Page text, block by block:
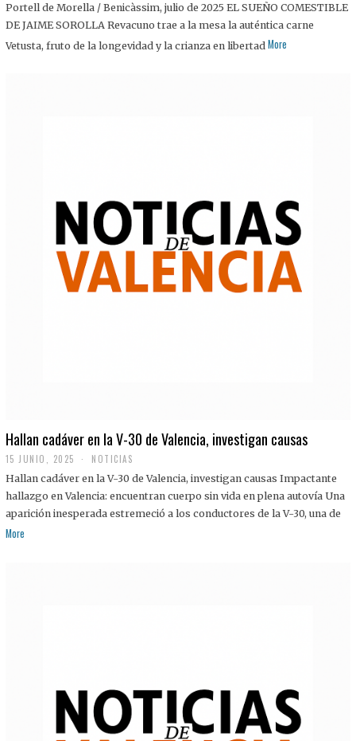
J
U
I
Portell de Morella / Benicàssim, julio de 2025 EL SUEÑO COMESTIBLE
DE JAIME SOROLLA Revacuno trae a la mesa la auténtica carne
Vetusta, fruto de la longevidad y la crianza en libertad More
Hallan cadáver en la V-30 de Valencia, investigan causas
15 JUNIO, 2025 NOTICIAS
Hallan cadáver en la V-30 de Valencia, investigan causas Impactante
hallazgo en Valencia: encuentran cuerpo sin vida en plena autovía Una
aparición inesperada estremeció a los conductores de la V-30, una de
More